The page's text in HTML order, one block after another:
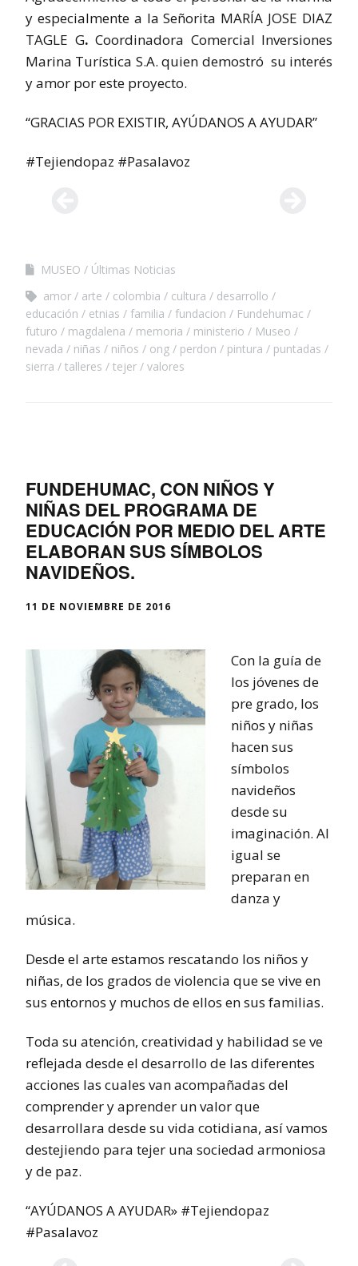
y especialmente a la Señorita MARÍA JOSE DIAZ
TAGLE G. Coordinadora Comercial Inversiones
Marina Turística S.A. quien demostró su interés
y amor por este proyecto.
“GRACIAS POR EXISTIR, AYÚDANOS A AYUDAR”
#Tejiendopaz #Pasalavoz
MUSEO
Últimas Noticias
amor
arte colombia cultura
desarrollo
educación
etnias familia fundacion
Fundehumac
futuro
magdalena memoria ministerio
Museo
nevada
niñas niños ong perdon pintura
puntadas
sierra
talleres tejer valores
FUNDEHUMAC, CON NIÑOS Y
NIÑAS DEL PROGRAMA DE
EDUCACIÓN POR MEDIO DEL ARTE
ELABORAN SUS SÍMBOLOS
NAVIDEÑOS.
11 DE NOVIEMBRE DE 2016
Con la guía de
los jóvenes de
pre grado, los
niños y niñas
hacen sus
símbolos
navideños
desde su
imaginación. Al
igual se
preparan en
danza y
música.
Desde el arte estamos rescatando los niños y
niñas, de los grados de violencia que se vive en
sus entornos y muchos de ellos en sus familias.
Toda su atención, creatividad y habilidad se ve
reflejada desde el desarrollo de las diferentes
acciones las cuales van acompañadas del
comprender y aprender un valor que
desarrollara desde su vida cotidiana, así vamos
destejiendo para tejer una sociedad armoniosa
y de paz.
“AYÚDANOS A AYUDAR» #Tejiendopaz
#Pasalavoz